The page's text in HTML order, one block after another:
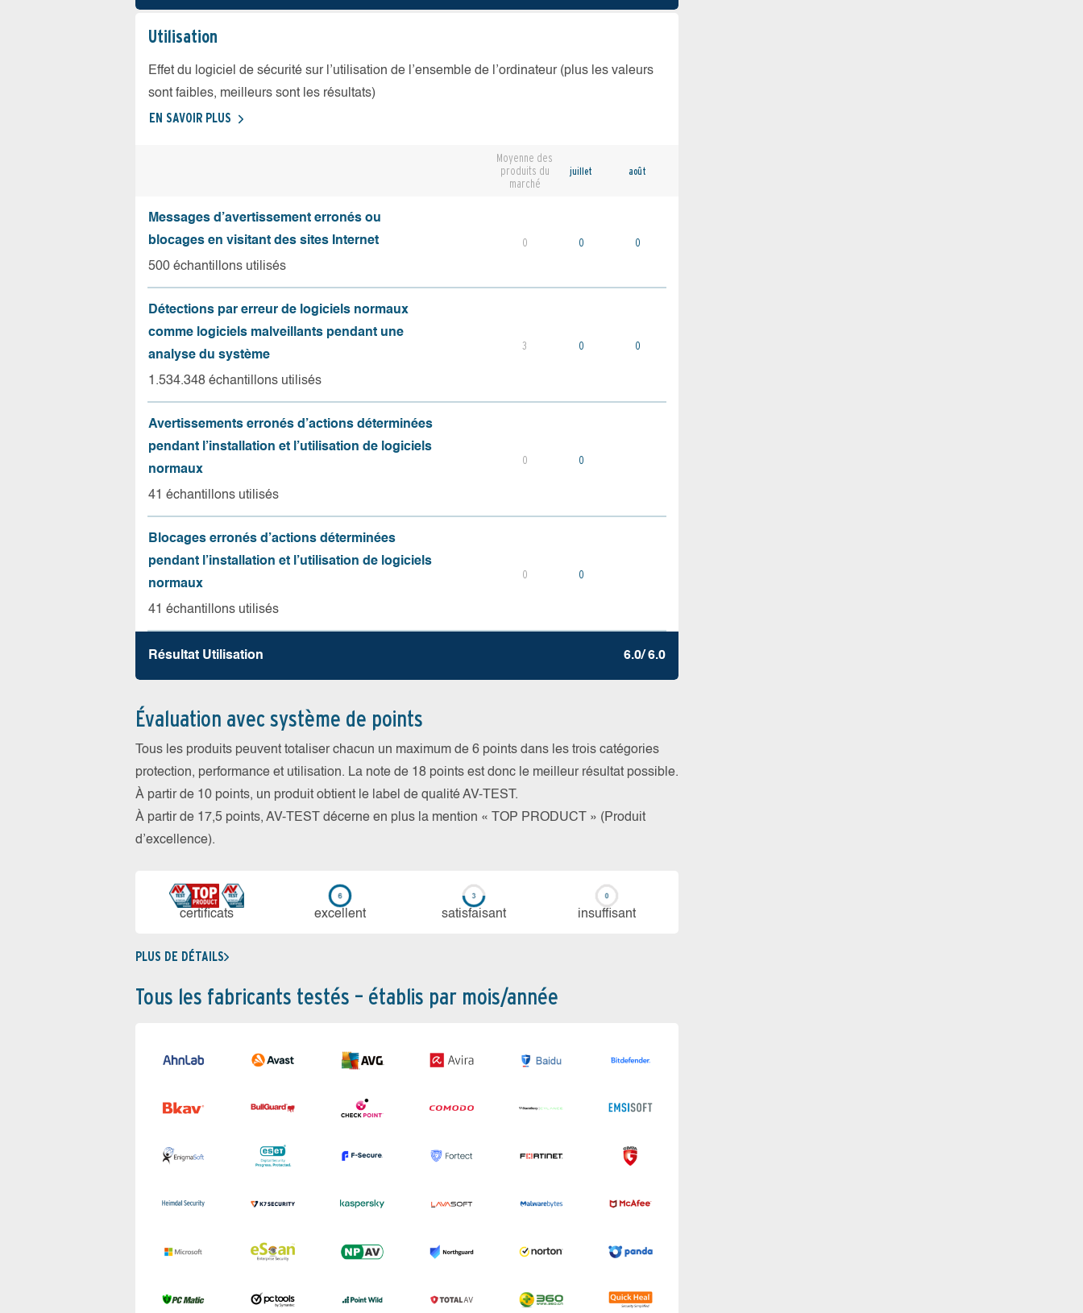
Utilisation
Effet du logiciel de sécurité sur l’utilisation de l’ensemble de l’ordinateur (plus les valeurs
sont faibles, meilleurs sont les résultats)
EN SAVOIR PLUS
Moyenne des
produits du
marché
juillet août
Messages d’avertissement erronés ou
blocages en visitant des sites Internet
500 échantillons utilisés
0 0 0
Détections par erreur de logiciels normaux
comme logiciels malveillants pendant une
analyse du système
1.534.348 échantillons utilisés
3 0 0
Avertissements erronés d’actions déterminées
pendant l’installation et l’utilisation de logiciels
normaux
41 échantillons utilisés
0 0
Blocages erronés d’actions déterminées
pendant l’installation et l’utilisation de logiciels
normaux
41 échantillons utilisés
0 0
Résultat Utilisation 6.0/ 6.0
Évaluation avec système de points
Tous les produits peuvent totaliser chacun un maximum de 6 points dans les trois catégories
protection, performance et utilisation. La note de 18 points est donc le meilleur résultat possible.
À partir de 10 points, un produit obtient le label de qualité AV-TEST.
À partir de 17,5 points, AV-TEST décerne en plus la mention « TOP PRODUCT » (Produit
d’excellence).
certi­ficats ex­cellent sa­tis­fai­sant in­suf­fi­sant
PLUS DE DÉTAILS
Tous les fabricants testés – établis par mois/année